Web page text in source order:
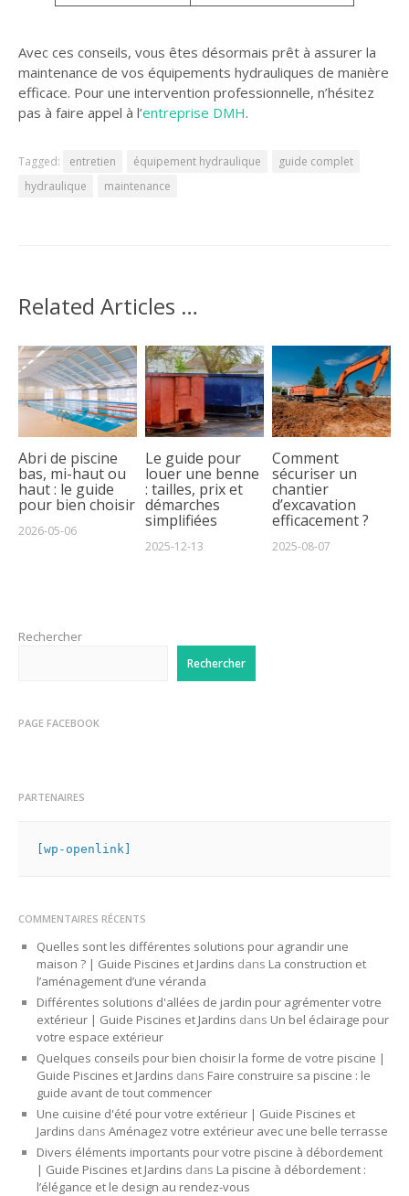
Avec ces conseils, vous êtes désormais prêt à assurer la
maintenance de vos équipements hydrauliques de manière
efficace. Pour une intervention professionnelle, n’hésitez
pas à faire appel à l’entreprise DMH.
Tagged: entretien équipement hydraulique
guide complet
hydraulique
maintenance
Related Articles …
Abri de piscine
bas, mi-haut ou
haut : le guide
pour bien choisir
2026-05-06
Le guide pour
louer une benne
: tailles, prix et
démarches
simplifiées
2025-12-13
Comment
sécuriser un
chantier
d’excavation
efficacement ?
2025-08-07
Rechercher
Rechercher
PAGE FACEBOOK
PARTENAIRES
[wp-openlink]
COMMENTAIRES RÉCENTS
Quelles sont les différentes solutions pour agrandir une
maison ? | Guide Piscines et Jardins dans La construction et
l’aménagement d’une véranda
Différentes solutions d'allées de jardin pour agrémenter votre
extérieur | Guide Piscines et Jardins dans Un bel éclairage pour
votre espace extérieur
Quelques conseils pour bien choisir la forme de votre piscine |
Guide Piscines et Jardins dans Faire construire sa piscine : le
guide avant de tout commencer
Une cuisine d'été pour votre extérieur | Guide Piscines et
Jardins dans Aménagez votre extérieur avec une belle terrasse
Divers éléments importants pour votre piscine à débordement
| Guide Piscines et Jardins dans La piscine à débordement :
l’élégance et le design au rendez-vous